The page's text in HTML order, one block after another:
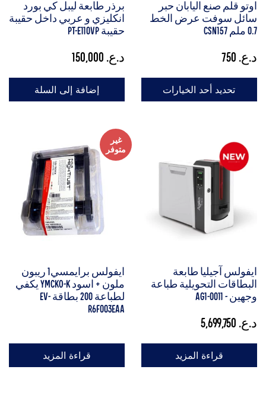
اوتو قلم صنع اليابان حبر
سائل سوفت عرض الخط
0.7 ملم CSN157
د.ع.
تحديد أحد الخيارات
برذر طابعة ليبل كي بورد
انكليزي و عربي داخل حقيبة
حقيبة PT-E110VP
د.ع.
إضافة إلى السلة
ايفولس آجيليا طابعة
البطاقات التحويلية طباعة
وجهين - AG1-0011
د.ع.
قراءة المزيد
غير
متوفر
ايفولس برايمسي1 ريبون
ملون + اسود YMCKO-K يكفي
لطباعة 200 بطاقة EV-
R6F003EAA
قراءة المزيد